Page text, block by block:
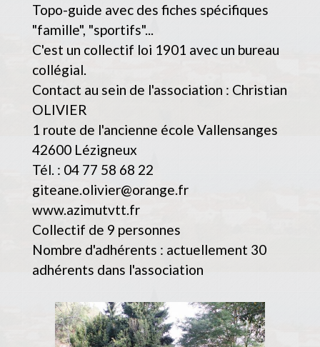
Topo-guide avec des fiches spécifiques
"famille", "sportifs"...
C'est un collectif loi 1901 avec un bureau
collégial.
Contact au sein de l'association : Christian
OLIVIER
1 route de l'ancienne école Vallensanges
42600 Lézigneux
Tél. : 04 77 58 68 22
giteane.olivier@orange.fr
www.azimutvtt.fr
Collectif de 9 personnes
Nombre d'adhérents : actuellement 30
adhérents dans l'association